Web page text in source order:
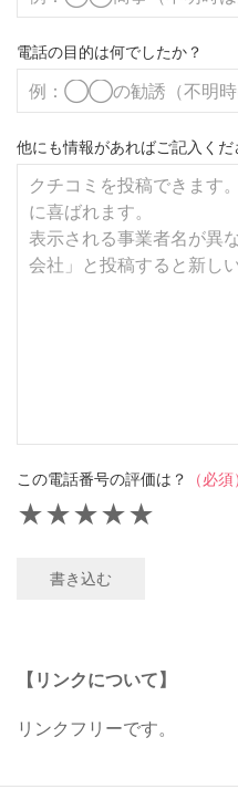
電話の目的は何でしたか？
他にも情報があればご記入くだ
この電話番号の評価は？ （必須
★
★
★
★
★
書き込む
【リンクについて】
リンクフリーです。